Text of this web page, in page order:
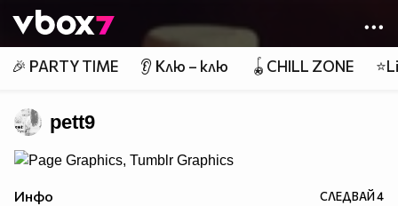
👾
🎉 PARTY TIME 👂 Клю – клю 🪀CHILL ZONE
pett9
Инфо СЛЕДВАЙ4